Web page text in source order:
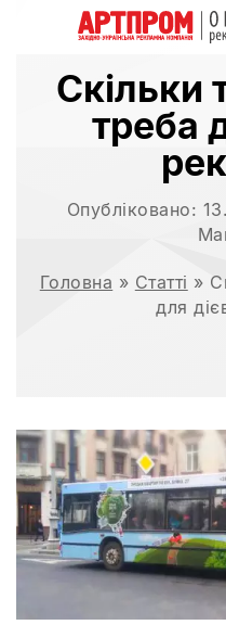
Скільки
треба
Опубліковано:
Головна » Статті »
для